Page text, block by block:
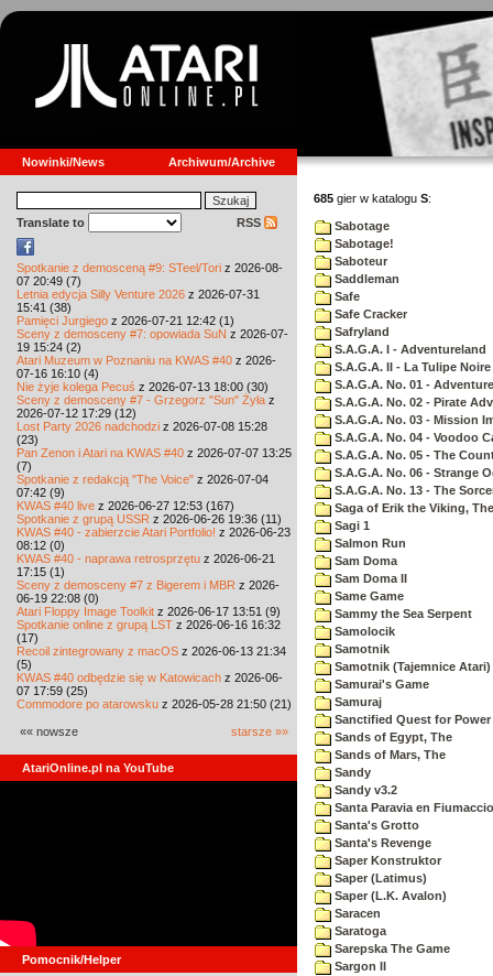
Nowinki/News Archiwum/Archive
Translate to RSS
Spotkanie z demosceną #9: STeel/Tori z 2026-08-
07 20:49 (7)
Letnia edycja Silly Venture 2026 z 2026-07-31
15:41 (38)
Pamięci Jurgiego z 2026-07-21 12:42 (1)
Sceny z demosceny #7: opowiada SuN z 2026-07-
19 15:24 (2)
Atari Muzeum w Poznaniu na KWAS #40 z 2026-
07-16 16:10 (4)
Nie żyje kolega Pecuś z 2026-07-13 18:00 (30)
Sceny z demosceny #7 - Grzegorz "Sun" Żyła z
2026-07-12 17:29 (12)
Lost Party 2026 nadchodzi z 2026-07-08 15:28
(23)
Pan Zenon i Atari na KWAS #40 z 2026-07-07 13:25
(7)
Spotkanie z redakcją "The Voice" z 2026-07-04
07:42 (9)
KWAS #40 live z 2026-06-27 12:53 (167)
Spotkanie z grupą USSR z 2026-06-26 19:36 (11)
KWAS #40 - zabierzcie Atari Portfolio! z 2026-06-23
08:12 (0)
KWAS #40 - naprawa retrosprzętu z 2026-06-21
17:15 (1)
Sceny z demosceny #7 z Bigerem i MBR z 2026-
06-19 22:08 (0)
Atari Floppy Image Toolkit z 2026-06-17 13:51 (9)
Spotkanie online z grupą LST z 2026-06-16 16:32
(17)
Recoil zintegrowany z macOS z 2026-06-13 21:34
(5)
KWAS #40 odbędzie się w Katowicach z 2026-06-
07 17:59 (25)
Commodore po atarowsku z 2026-05-28 21:50 (21)
«« nowsze starsze »»
AtariOnline.pl na YouTube
Pomocnik/Helper
685 gier w katalogu S:
Sabotage
Sabotage!
Saboteur
Saddleman
Safe
Safe Cracker
Safryland
S.A.G.A. I - Adventureland
S.A.G.A. II - La Tulipe Noire
S.A.G.A. No. 01 -
S.A.G.A. No. 02 - Pirate
S.A.G.A. No. 03 - Mission
S.A.G.A. No. 04 - Voodoo
S.A.G.A. No. 05 - The
S.A.G.A. No. 06 - Strange
S.A.G.A. No. 13 - The
Saga of Erik the Viking, The
Sagi 1
Salmon Run
Sam Doma
Sam Doma II
Same Game
Sammy the Sea Serpent
Samolocik
Samotnik
Samotnik (Tajemnice Atari)
Samurai's Game
Samuraj
Sanctified Quest for Power
Sands of Egypt, The
Sands of Mars, The
Sandy
Sandy v3.2
Santa Paravia en Fiumaccio
Santa's Grotto
Santa's Revenge
Saper Konstruktor
Saper (Latimus)
Saper (L.K. Avalon)
Saracen
Saratoga
Sarepska The Game
Sargon II